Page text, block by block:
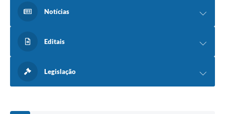
Notícias
Editais
Legislação